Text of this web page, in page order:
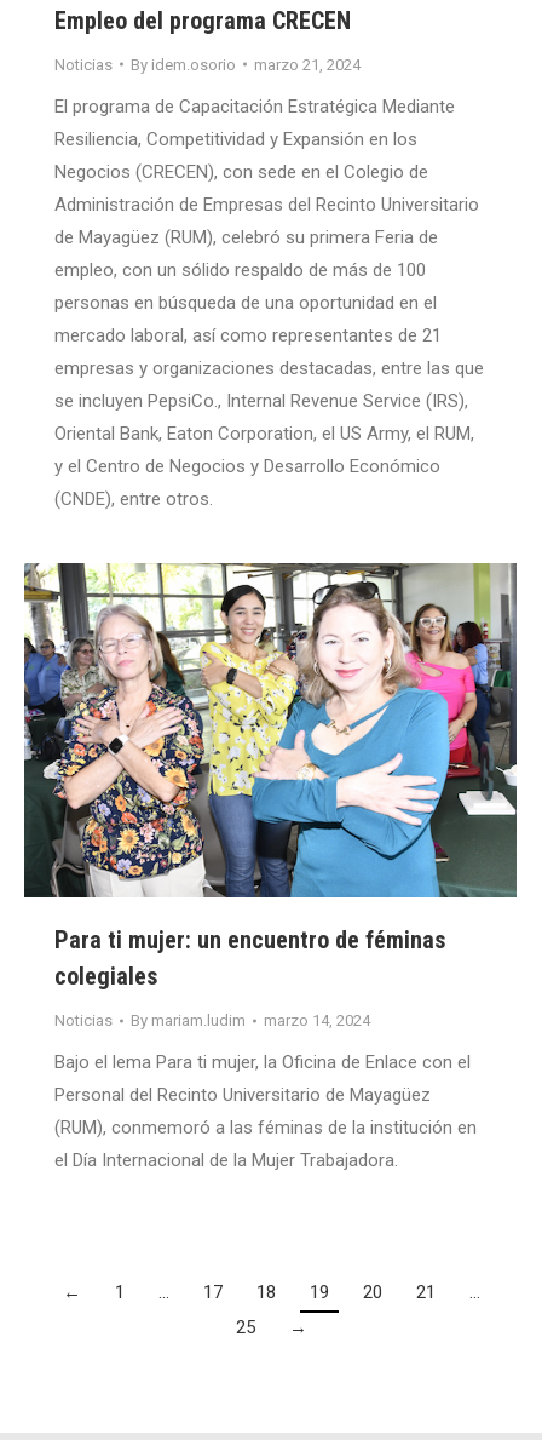
Empleo del programa CRECEN
Noticias By idem.osorio marzo 21, 2024
El programa de Capacitación Estratégica Mediante
Resiliencia, Competitividad y Expansión en los
Negocios (CRECEN), con sede en el Colegio de
Administración de Empresas del Recinto Universitario
de Mayagüez (RUM), celebró su primera Feria de
empleo, con un sólido respaldo de más de 100
personas en búsqueda de una oportunidad en el
mercado laboral, así como representantes de 21
empresas y organizaciones destacadas, entre las que
se incluyen PepsiCo., Internal Revenue Service (IRS),
Oriental Bank, Eaton Corporation, el US Army, el RUM,
y el Centro de Negocios y Desarrollo Económico
(CNDE), entre otros.
Para ti mujer: un encuentro de féminas
colegiales
Noticias By mariam.ludim marzo 14, 2024
Bajo el lema Para ti mujer, la Oficina de Enlace con el
Personal del Recinto Universitario de Mayagüez
(RUM), conmemoró a las féminas de la institución en
el Día Internacional de la Mujer Trabajadora.
← 1 … 17 18 19 20 21
…
25
→